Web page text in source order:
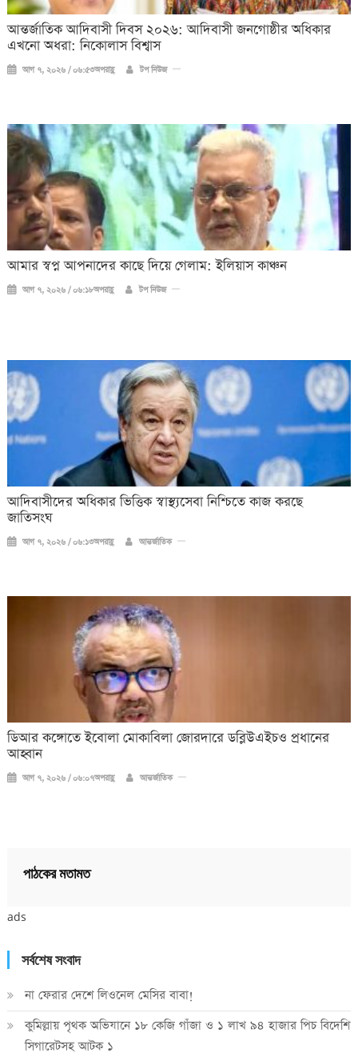
আন্তর্জাতিক আদিবাসী দিবস ২০২৬: আদিবাসী জনগোষ্ঠীর অধিকার
এখনো অধরা: নিকোলাস বিশ্বাস
আগ ৭, ২০২৬ / ০৬:৫৩অপরাহ্ণ টপ নিউজ
আমার স্বপ্ন আপনাদের কাছে দিয়ে গেলাম: ইলিয়াস কাঞ্চন
আগ ৭, ২০২৬ / ০৬:১৮অপরাহ্ণ টপ নিউজ
আদিবাসীদের অধিকার ভিত্তিক স্বাস্থ্যসেবা নিশ্চিতে কাজ করছে
জাতিসংঘ
আগ ৭, ২০২৬ / ০৬:১৩অপরাহ্ণ আন্তর্জাতিক
ডিআর কঙ্গোতে ইবোলা মোকাবিলা জোরদারে ডব্লিউএইচও প্রধানের
আহ্বান
আগ ৭, ২০২৬ / ০৬:০৭অপরাহ্ণ আন্তর্জাতিক
পাঠকের মতামত
ads
সর্বশেষ সংবাদ
না ফেরার দেশে লিওনেল মেসির বাবা!
কুমিল্লায় পৃথক অভিযানে ১৮ কেজি গাঁজা ও ১ লাখ ৯৪ হাজার পিচ বিদেশি
সিগারেটসহ আটক ১